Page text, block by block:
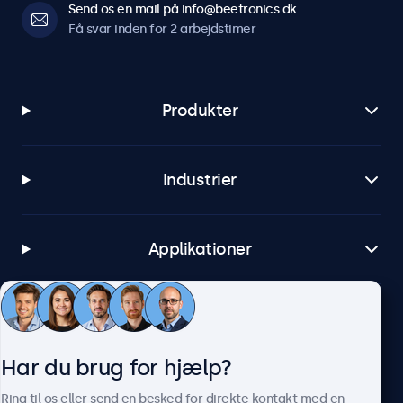
Send os en mail på info@beetronics.dk
Få svar inden for 2 arbejdstimer
Produkter
Industrier
Applikationer
Kundeservice
Har du brug for hjælp?
Ring til os eller send en besked for direkte kontakt med en